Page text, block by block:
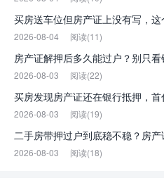
买房送车位但房产证上没有写，
2026-08-04 阅读(11)
房产证解押后多久能过户？别只
2026-08-03 阅读(22)
买房发现房产证还在银行抵押，
2026-08-03 阅读(19)
二手房带押过户到底稳不稳？房
2026-08-03 阅读(18)